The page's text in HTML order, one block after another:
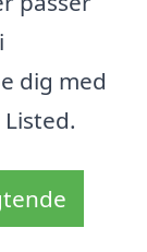
dig med